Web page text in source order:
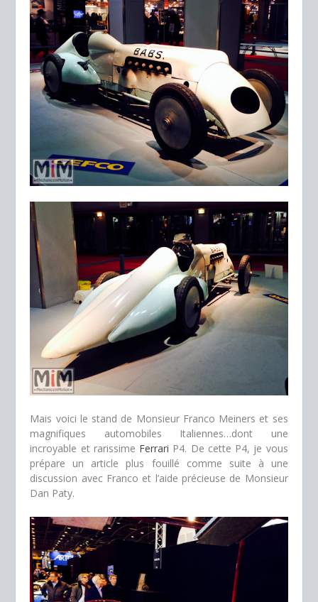
Mais voici le stand de Monsieur Franco Meiners et ses
magnifiques automobiles Italiennes…dont une
incroyable et rarissime Ferrari P4. De cette P4, je vous
prépare un article plus fouillé comme suite à une
discussion avec Franco et l’aide précieuse de Monsieur
Dan Paty.